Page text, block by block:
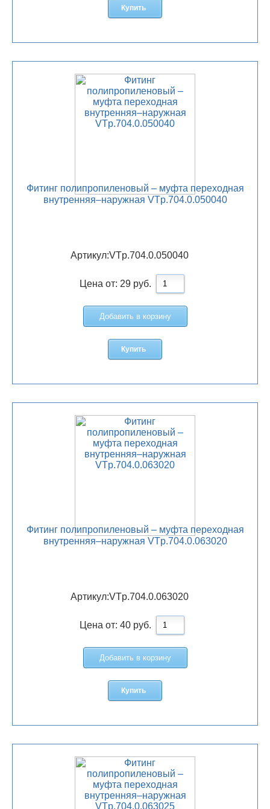
Купить
Фитинг полипропиленовый – муфта переходная
внутренняя–наружная VTp.704.0.050040
Артикул:VTp.704.0.050040
Цена от: 29 руб.
Добавить в корзину
Купить
Фитинг полипропиленовый – муфта переходная
внутренняя–наружная VTp.704.0.063020
Артикул:VTp.704.0.063020
Цена от: 40 руб.
Добавить в корзину
Купить